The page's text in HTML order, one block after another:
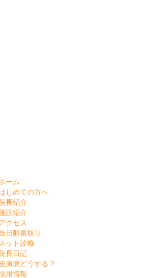
ーム
じめての方へ
長紹介
設紹介
クセス
日順番取り
ット診療
長日記
皮膚病どうする？
用情報